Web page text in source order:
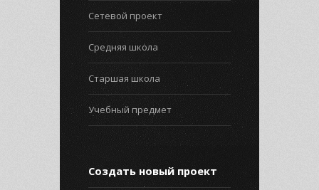
Сетевой проект
Средняя школа
Старшая школа
Учебный предмет
Создать новый проект